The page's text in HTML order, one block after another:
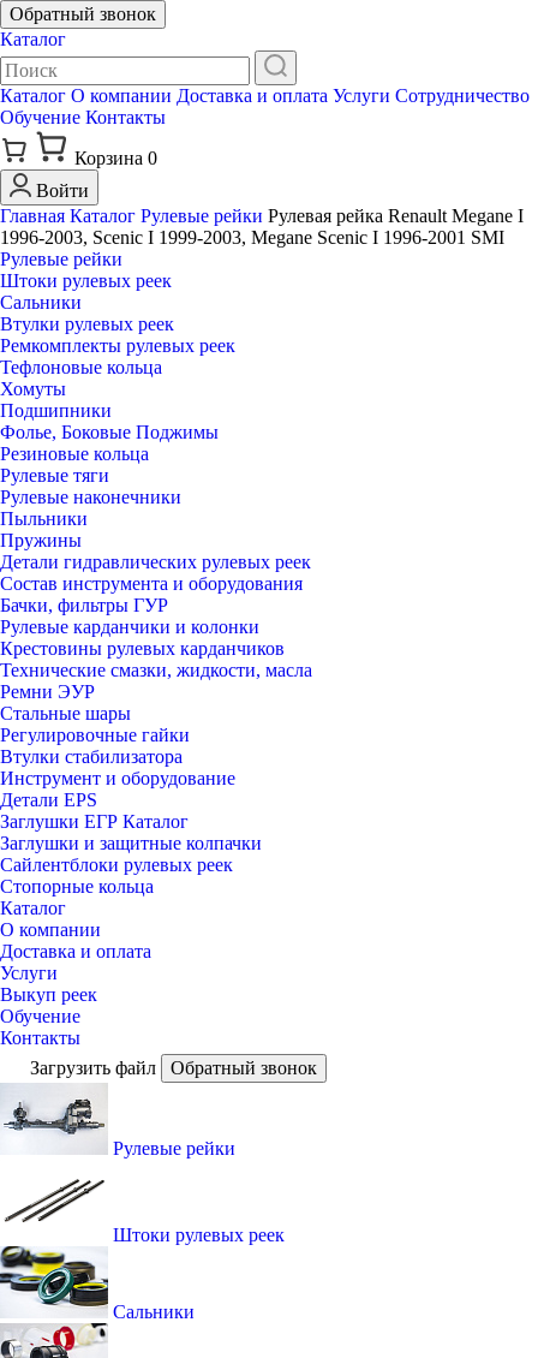
Обратный звонок
Каталог
Каталог О компании Доставка и оплата Услуги Сотрудничество
Обучение Контакты
Корзина 0
Войти
Главная Каталог Рулевые рейки Рулевая рейка Renault Megane I
1996-2003, Scenic I 1999-2003, Megane Scenic I 1996-2001 SMI
Рулевые рейки
Штоки рулевых реек
Сальники
Втулки рулевых реек
Ремкомплекты рулевых реек
Тефлоновые кольца
Хомуты
Подшипники
Фолье, Боковые Поджимы
Резиновые кольца
Рулевые тяги
Рулевые наконечники
Пыльники
Пружины
Детали гидравлических рулевых реек
Состав инструмента и оборудования
Бачки, фильтры ГУР
Рулевые карданчики и колонки
Крестовины рулевых карданчиков
Технические смазки, жидкости, масла
Ремни ЭУР
Стальные шары
Регулировочные гайки
Втулки стабилизатора
Инструмент и оборудование
Детали EPS
Заглушки ЕГР Каталог
Заглушки и защитные колпачки
Сайлентблоки рулевых реек
Стопорные кольца
Каталог
О компании
Доставка и оплата
Услуги
Выкуп реек
Обучение
Контакты
Загрузить файл
Обратный звонок
Рулевые рейки
Штоки рулевых реек
Сальники